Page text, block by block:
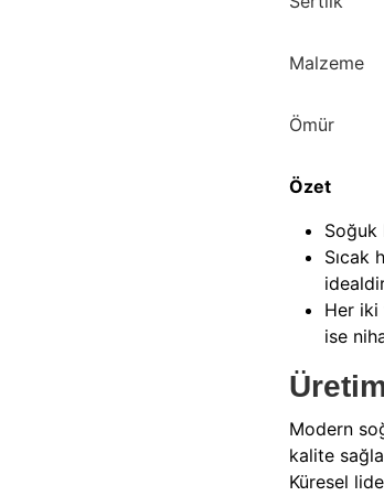
Malzeme
Ömür
Özet
Soğuk
Sıcak
Her iki
ise
Modern
kalite
Küresel